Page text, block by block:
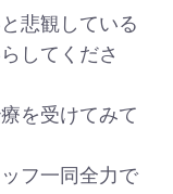
悲観している
してくださ
を受けてみて
フ一同全力で